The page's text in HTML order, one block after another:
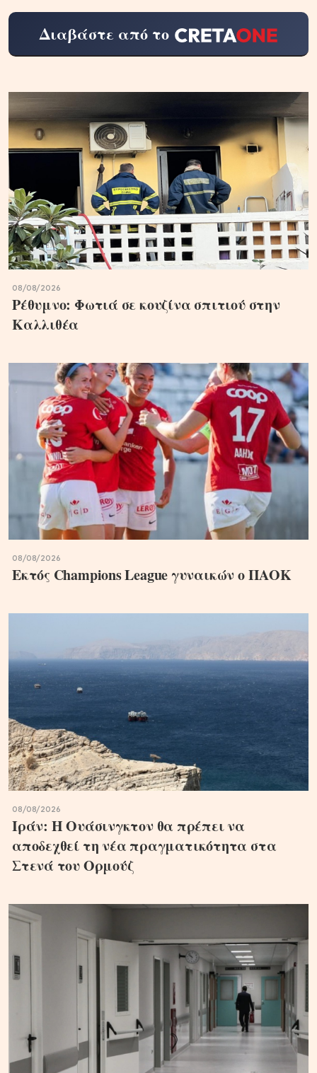
Διαβάστε από το
08/08/2026
Ρέθυμνο: Φωτιά σε κουζίνα σπιτιού στην
Καλλιθέα
08/08/2026
Εκτός Champions League γυναικών ο ΠΑΟΚ
08/08/2026
Ιράν: Η Ουάσινγκτον θα πρέπει να
αποδεχθεί τη νέα πραγματικότητα στα
Στενά του Ορμούζ